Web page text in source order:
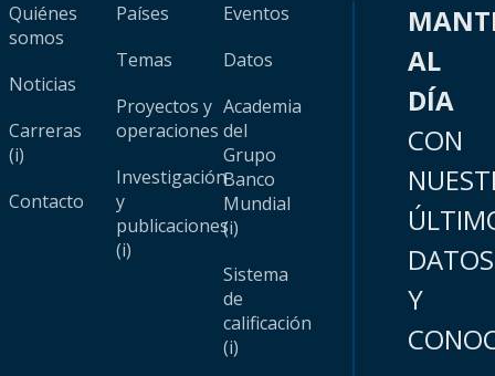
Quiénes
somos
Noticias
Carreras
(i)
Contacto
Países
Temas
Proyectos y
operaciones
Investigación
y
publicaciones
(i)
Eventos
Datos
Academia
del
Grupo
Banco
Mundial
(i)
Sistema
de
calificación
(i)
AL
DÍA
CON
DATOS
Y